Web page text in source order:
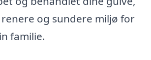
og sundere miljø for
familie.